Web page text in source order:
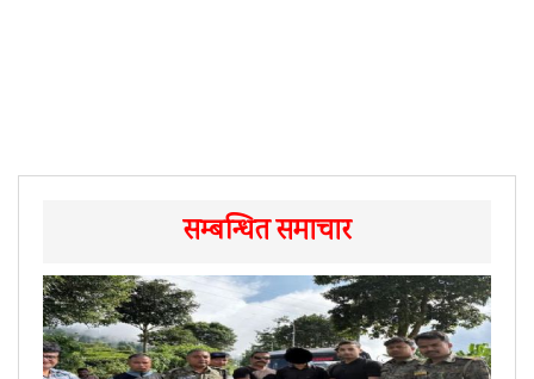
सम्बन्धित समाचार